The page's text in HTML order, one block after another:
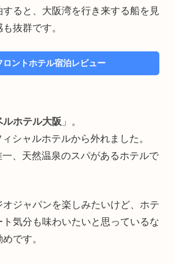
ると、大阪湾を行き来する船を見
抜群です。
ロントホテル宿泊レビュー
ルホテル大阪 」。
シャルホテルから外れました。
、天然温泉のスパがあるホテルで
ジャパンを楽しみたいけど、ホテ
気分も味わいたいと思っているな
です。